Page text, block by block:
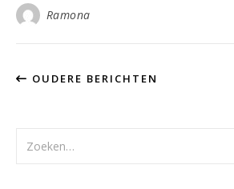
Ramona
OUDERE BERICHTEN